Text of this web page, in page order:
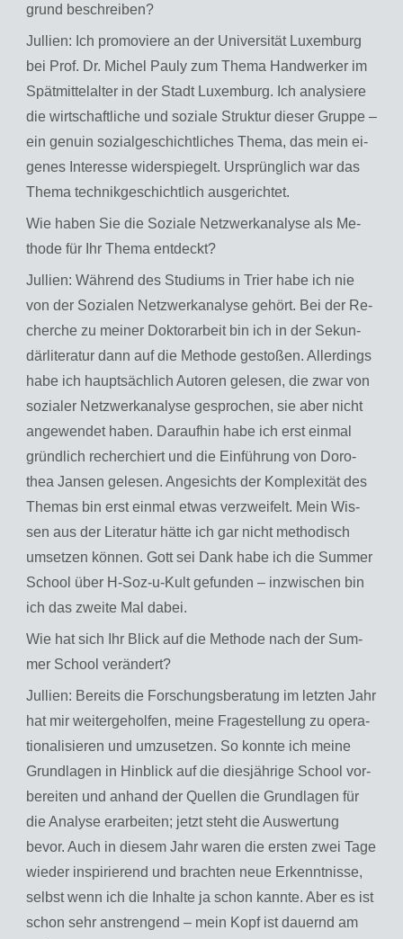
grund be­schrei­ben?
Jul­li­en: Ich pro­mo­vie­re an der Uni­ver­si­tät Lu­xem­burg
bei Prof. Dr. Mi­chel Pauly zum Thema Hand­wer­ker im
Spät­mit­tel­al­ter in der Stadt Lu­xem­burg. Ich ana­ly­sie­re
die wirt­schaft­li­che und so­zia­le Struk­tur die­ser Grup­pe –
ein ge­nu­in so­zi­al­ge­schicht­li­ches Thema, das mein ei­
ge­nes In­ter­es­se wi­der­spie­gelt. Ur­sprüng­lich war das
Thema tech­nik­ge­schicht­lich aus­ge­rich­tet.
Wie haben Sie die So­zia­le Netz­werkana­ly­se als Me­
tho­de für Ihr Thema ent­deckt?
Jul­li­en: Wäh­rend des Stu­di­ums in Trier habe ich nie
von der So­zia­len Netz­werkana­ly­se ge­hört. Bei der Re­
cher­che zu mei­ner Dok­to­r­ar­beit bin ich in der Se­kun­
där­li­te­ra­tur dann auf die Me­tho­de ge­sto­ßen. Al­ler­dings
habe ich haupt­säch­lich Au­to­ren ge­le­sen, die zwar von
so­zia­ler Netz­werkana­ly­se ge­spro­chen, sie aber nicht
an­ge­wen­det haben. Dar­auf­hin habe ich erst ein­mal
gründ­lich re­cher­chiert und die Ein­füh­rung von Do­ro­
thea Jan­sen ge­le­sen. An­ge­sichts der Kom­ple­xi­tät des
The­mas bin erst ein­mal etwas ver­zwei­felt. Mein Wis­
sen aus der Li­te­ra­tur hätte ich gar nicht me­tho­disch
um­set­zen kön­nen. Gott sei Dank habe ich die Sum­mer
School über H-Soz-u-Kult ge­fun­den – in­zwi­schen bin
ich das zwei­te Mal dabei.
Wie hat sich Ihr Blick auf die Me­tho­de nach der Sum­
mer School ver­än­dert?
Jul­li­en: Be­reits die For­schungs­be­ra­tung im letz­ten Jahr
hat mir wei­ter­ge­hol­fen, meine Fra­ge­stel­lung zu ope­ra­
tio­na­li­sie­ren und um­zu­set­zen. So konn­te ich meine
Grund­la­gen in Hin­blick auf die dies­jäh­ri­ge School vor­
be­rei­ten und an­hand der Quel­len die Grund­la­gen für
die Ana­ly­se er­ar­bei­ten; jetzt steht die Aus­wer­tung
bevor. Auch in die­sem Jahr waren die ers­ten zwei Tage
wie­der in­spi­rie­rend und brach­ten neue Er­kennt­nis­se,
selbst wenn ich die In­hal­te ja schon kann­te. Aber es ist
schon sehr an­stren­gend – mein Kopf ist dau­ernd am